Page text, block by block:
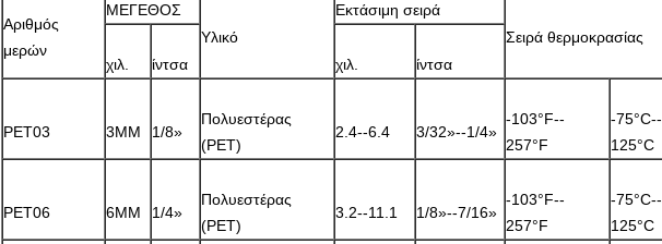
Αριθμός
μερών
ΜΕΓΕΘΟΣ
Υλικό
Εκτάσιμη σειρά
Σειρά θερμοκρασίας
χιλ.
ίντσα χιλ. ίντσα
PET03 3MM 1/8»
Πολυεστέρας
(PET)
2.4--6.4 3/32»--1/4»
-103°F--
257°F
-75°C--
125°C
PET06 6MM 1/4»
Πολυεστέρας
(PET)
3.2--11.1 1/8»--7/16»
-103°F--
257°F
-75°C--
125°C